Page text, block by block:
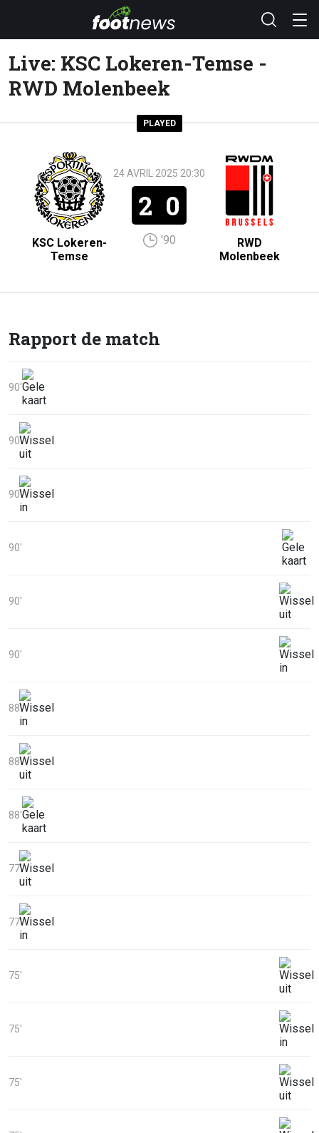
Live: KSC Lokeren-Temse -
RWD Molenbeek
PLAYED
KSC Lokeren-
Temse
24 AVRIL 2025 20:30
2 0
'90
RWD
Molenbeek
Rapport de match
90'
90'
90'
90'
90'
90'
88'
88'
88'
77'
77'
75'
75'
75'